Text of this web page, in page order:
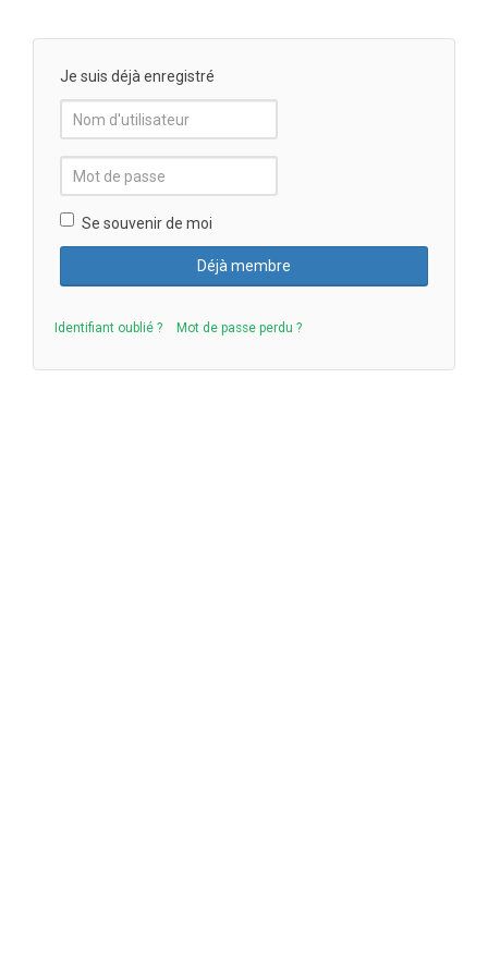
Je suis déjà enregistré
Se souvenir de moi
Identifiant oublié ? Mot de passe perdu ?